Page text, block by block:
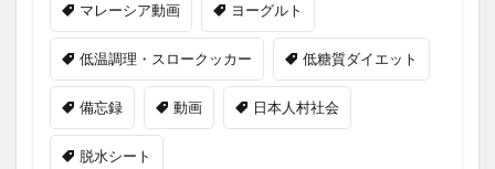
マレーシア動画 ヨーグルト
低温調理・スロークッカー 低糖質ダイエット
備忘録 動画 日本人村社会
脱水シート